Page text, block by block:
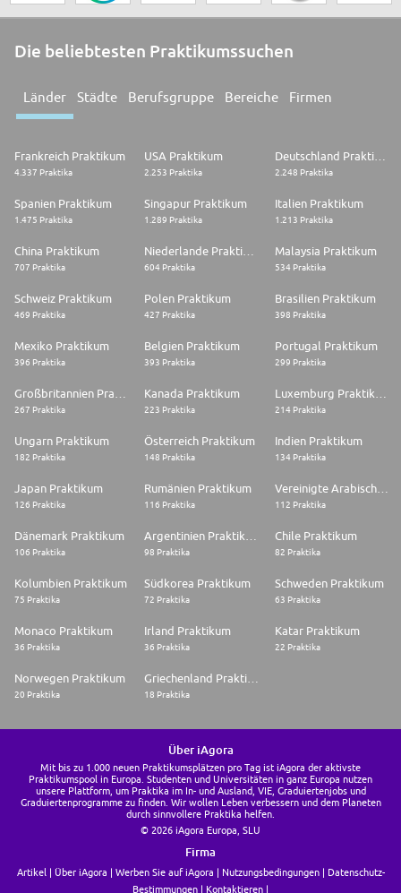
Die beliebtesten Praktikumssuchen
Länder Städte Berufsgruppe Bereiche Firmen
Frankreich Praktikum
4.337 Praktika
USA Praktikum
2.253 Praktika
Deutschland Praktikum
2.248 Praktika
Spanien Praktikum
1.475 Praktika
Singapur Praktikum
1.289 Praktika
Italien Praktikum
1.213 Praktika
China Praktikum
707 Praktika 604 Praktika
Malaysia Praktikum
534 Praktika
Schweiz Praktikum
469 Praktika
Polen Praktikum
427 Praktika
Brasilien Praktikum
398 Praktika
Mexiko Praktikum
396 Praktika
Belgien Praktikum
393 Praktika
Portugal Praktikum
299 Praktika
267 Praktika
Kanada Praktikum
223 Praktika 214 Praktika
Ungarn Praktikum
182 Praktika
Österreich Praktikum
148 Praktika
Indien Praktikum
134 Praktika
Japan Praktikum
126 Praktika
Rumänien Praktikum
116 Praktika
Vereinigte Arabische Emirate Praktikum
112 Praktika
Dänemark Praktikum
106 Praktika 98 Praktika
Chile Praktikum
82 Praktika
Kolumbien Praktikum
75 Praktika
Südkorea Praktikum
72 Praktika
Schweden Praktikum
63 Praktika
Monaco Praktikum
36 Praktika
Irland Praktikum
36 Praktika
Katar Praktikum
22 Praktika
Norwegen Praktikum
20 Praktika 18 Praktika
Über iAgora
Mit bis zu 1.000 neuen Praktikumsplätzen pro Tag ist iAgora der aktivste
Praktikumspool in Europa. Studenten und Universitäten in ganz Europa nutzen
unsere Plattform, um Praktika im In- und Ausland, VIE, Graduiertenjobs und
Graduiertenprogramme zu finden. Wir wollen Leben verbessern und dem Planeten
durch sinnvollere Praktika helfen.
© 2026 iAgora Europa, SLU
Firma
Artikel Über iAgora Werben Sie auf iAgora Nutzungsbedingungen
Datenschutz-
Bestimmungen
Kontaktieren